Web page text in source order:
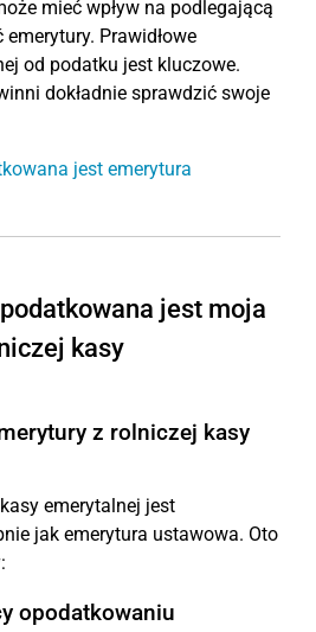
mieć wpływ na podlegającą
Prawidłowe
od podatku jest kluczowe.
dokładnie sprawdzić swoje
jest emerytura
jest moja
kasy
z rolniczej kasy
emerytalnej jest
jak emerytura ustawowa. Oto
opodatkowaniu